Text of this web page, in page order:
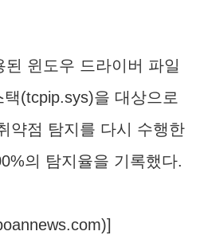
윈도우 드라이버 파일
(tcpip.sys)을 대상으로
약점 탐지를 다시 수행한
의 탐지율을 기록했다.
)]